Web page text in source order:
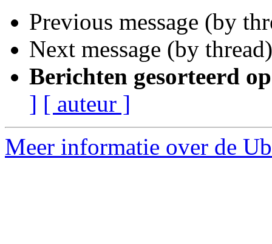
Previous message (by
Next message (by
Berichten gesorteerd
] [ auteur ]
Meer informatie over de